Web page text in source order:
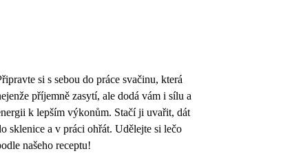
si s sebou do práce svačinu, která
příjemně zasytí, ale dodá vám i sílu a
k lepším výkonům. Stačí ji uvařit, dát
sklenice a v práci ohřát. Udělejte si lečo
našeho receptu!